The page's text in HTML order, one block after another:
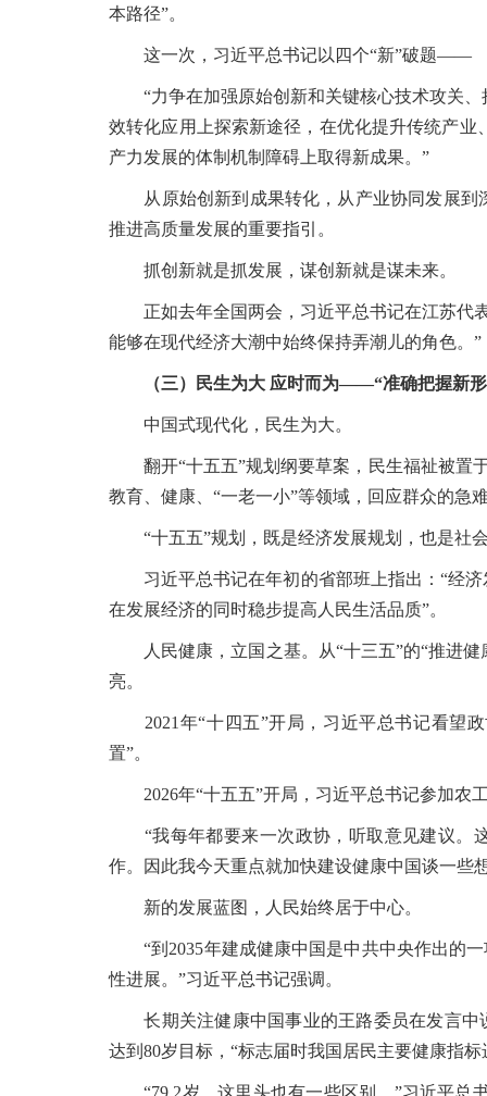
本路径”。
这一次，习近平总书记以四个“新”破题——
“力争在加强原始创新和关键核心技术攻关、
效转化应用上探索新途径，在优化提升传统产
产力发展的体制机制障碍上取得新成果。”
从原始创新到成果转化，从产业协同发展到
推进高质量发展的重要指引。
抓创新就是抓发展，谋创新就是谋未来。
正如去年全国两会，习近平总书记在江苏代表
能够在现代经济大潮中始终保持弄潮儿的角色。”
（三）民生为大 应时而为——“准确把握新
中国式现代化，民生为大。
翻开“十五五”规划纲要草案，民生福祉被置于
教育、健康、“一老一小”等领域，回应群众的急
“十五五”规划，既是经济发展规划，也是社
习近平总书记在年初的省部班上指出：“经济
在发展经济的同时稳步提高人民生活品质”。
人民健康，立国之基。从“十三五”的“推进健
亮。
2021年“十四五”开局，习近平总书记看望政
置”。
2026年“十五五”开局，习近平总书记参加农
“我每年都要来一次政协，听取意见建议。这
作。因此我今天重点就加快建设健康中国谈一些
新的发展蓝图，人民始终居于中心。
“到2035年建成健康中国是中共中央作出的一
性进展。”习近平总书记强调。
长期关注健康中国事业的王路委员在发言中说
达到80岁目标，“标志届时我国居民主要健康指
“79.2岁，这里头也有一些区别。”习近平总